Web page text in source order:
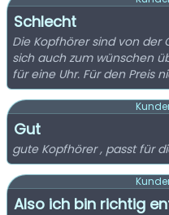
Schlecht
Die Kopfhörer sind von der
sich auch zum wünschen
für eine Uhr. Für den Preis
Gut
gute Kopfhörer , passt für
Also ich bin richtig